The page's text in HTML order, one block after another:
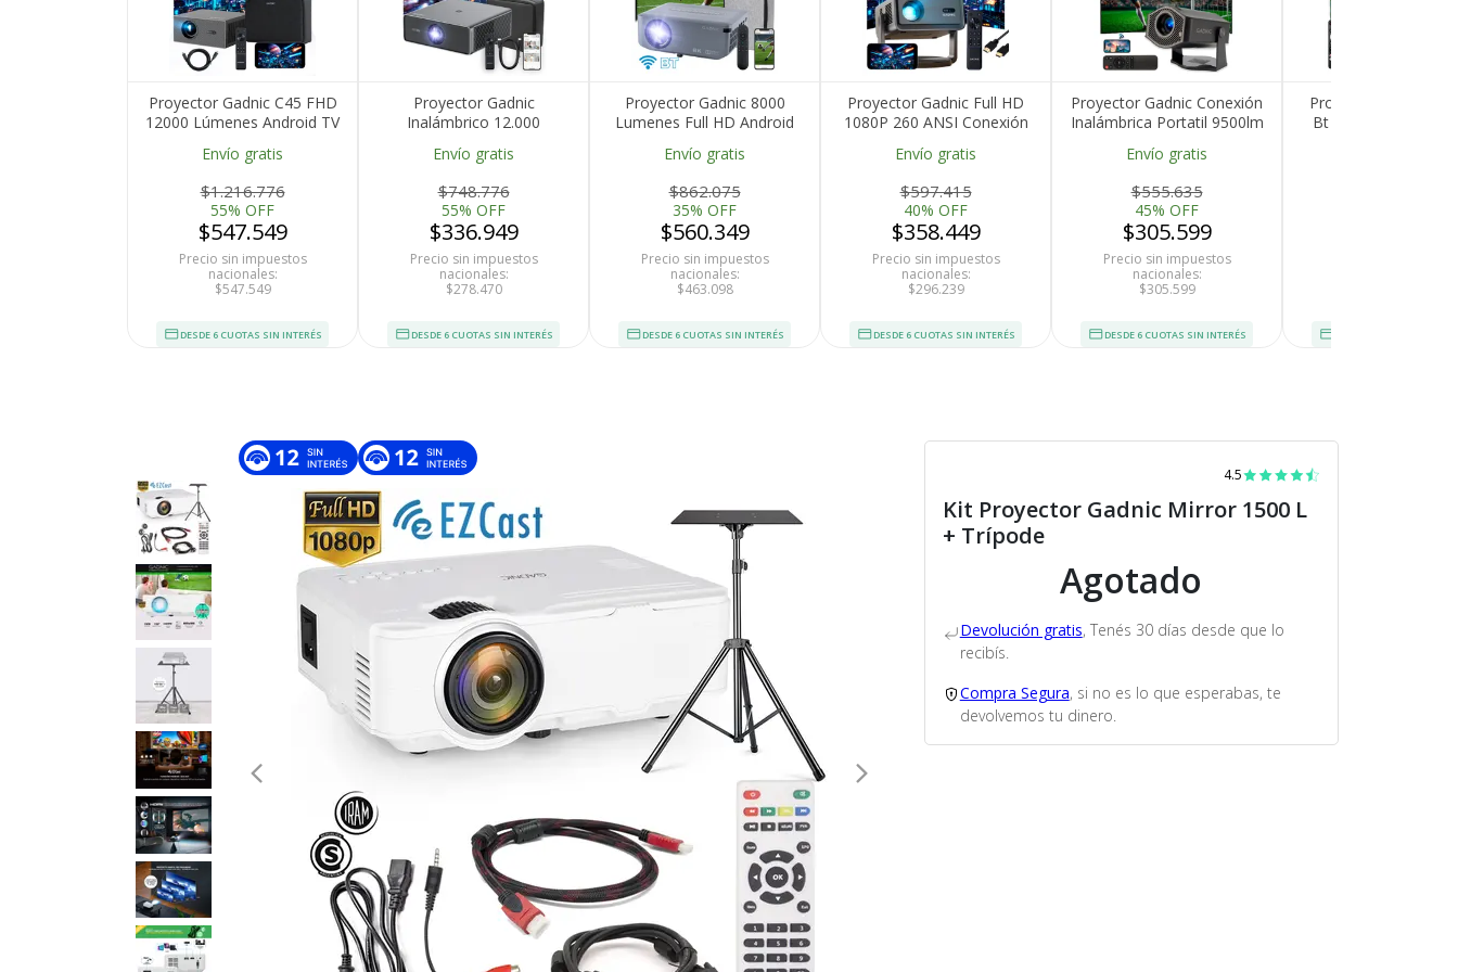
Proyector Gadnic C45 FHD
12000 Lúmenes Android TV
Bolso Transportador Cable
Envío gratis
$1.216.776
55% OFF
$547.549
Precio sin impuestos
nacionales:
$547.549
DESDE 6 CUOTAS SIN INTERÉS
Proyector Gadnic
Inalámbrico 12.000
Keystone AutoFocus WiFi
Envío gratis
$748.776
55% OFF
$336.949
Precio sin impuestos
nacionales:
$278.470
DESDE 6 CUOTAS SIN INTERÉS
Proyector Gadnic 8000
Lumenes Full HD Android
1080P 8K 4K
Envío gratis
$862.075
35% OFF
$560.349
Precio sin impuestos
nacionales:
$463.098
DESDE 6 CUOTAS SIN INTERÉS
Proyector Gadnic Full HD
1080P 260 ANSI Conexión
Conectividad
Envío gratis
$597.415
40% OFF
$358.449
Precio sin impuestos
nacionales:
$296.239
DESDE 6 CUOTAS SIN INTERÉS
Proyector Gadnic Conexión
Inalámbrica Portatil 9500lm
Envío gratis
$555.635
45% OFF
$305.599
Precio sin impuestos
nacionales:
$305.599
DESDE 6 CUOTAS SIN INTERÉS
Proyector Gadnic 4K
Bt 700 ANSI Smart
4.5
Kit Proyector Gadnic Mirror 1500 L
+ Trípode
Agotado
Devolución gratis, Tenés 30 días desde que lo
recibís.
Compra Segura, si no es lo que esperabas, te
devolvemos tu dinero.
Medios de Pago